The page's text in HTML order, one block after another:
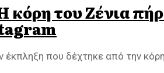
του Ζένια
που δέχτηκε από την